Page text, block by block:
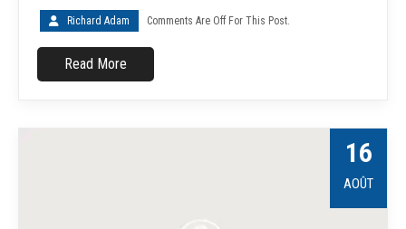
Richard Adam Comments Are Off For This Post.
Read More
16
AOÛT